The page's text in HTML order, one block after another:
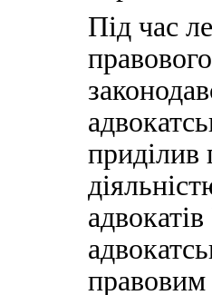
Під час
приділив
правовим